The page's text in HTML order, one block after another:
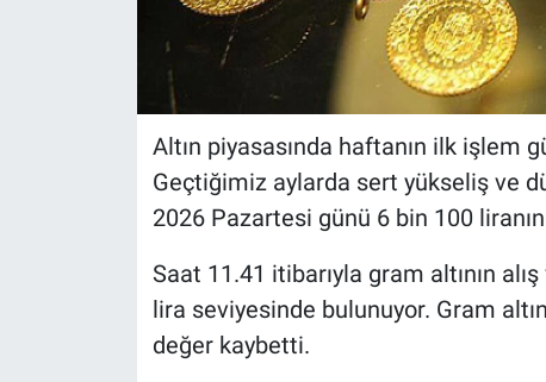
Altın piyasasında haftanın ilk işlem
Geçtiğimiz aylarda sert yükseliş ve
2026 Pazartesi günü 6 bin 100
Saat 11.41 itibarıyla gram altının
lira seviyesinde bulunuyor. Gram
değer kaybetti.